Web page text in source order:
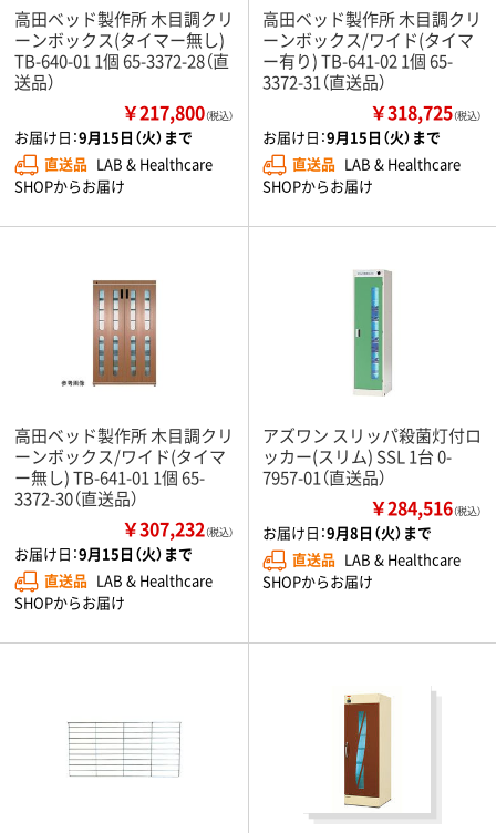
高田ベッド製作所 木目調クリ
ーンボックス(タイマー無し)
TB-640-01 1個 65-3372-28（直
送品）
￥217,800（税込）
お届け日：9月15日（火）まで
直送品 LAB & Healthcare
SHOPからお届け
高田ベッド製作所 木目調クリ
ーンボックス/ワイド(タイマ
ー有り) TB-641-02 1個 65-
3372-31（直送品）
￥318,725（税込）
お届け日：9月15日（火）まで
直送品 LAB & Healthcare
SHOPからお届け
高田ベッド製作所 木目調クリ
ーンボックス/ワイド(タイマ
ー無し) TB-641-01 1個 65-
3372-30（直送品）
￥307,232（税込）
お届け日：9月15日（火）まで
直送品 LAB & Healthcare
SHOPからお届け
アズワン スリッパ殺菌灯付ロ
ッカー(スリム) SSL 1台 0-
7957-01（直送品）
￥284,516（税込）
お届け日：9月8日（火）まで
直送品 LAB & Healthcare
SHOPからお届け